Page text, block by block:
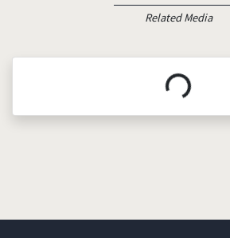
Related Media
載入中...